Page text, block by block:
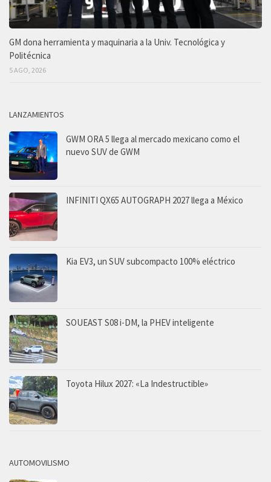
GM dona herramienta y maquinaria a la Univ. Tecnológica y
Politécnica
5 AGO, 2026
LANZAMIENTOS
GWM ORA 5 llega al mercado mexicano como el
nuevo SUV de GWM
INFINITI QX65 AUTOGRAPH 2027 llega a México
Kia EV3, un SUV subcompacto 100% eléctrico
SOUEAST S08 i-DM, la PHEV inteligente
Toyota Hilux 2027: «La Indestructible»
AUTOMOVILISMO